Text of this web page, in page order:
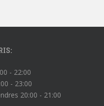
- 22:00
- 23:00
20:00 - 21:00